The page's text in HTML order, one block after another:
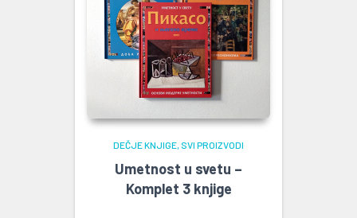
DEČJE KNJIGE SVI PROIZVODI
Umetnost u svetu –
Komplet 3 knjige